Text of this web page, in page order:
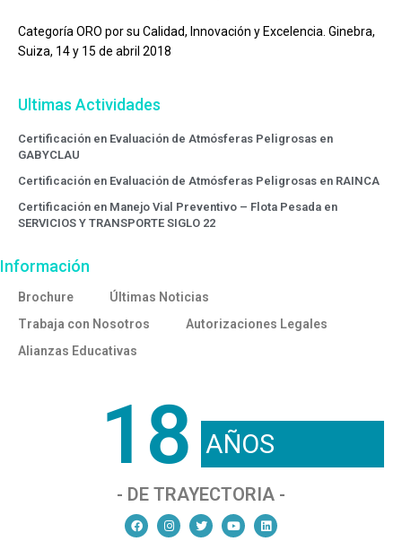
Categoría ORO por su Calidad, Innovación y Excelencia. Ginebra,
Suiza, 14 y 15 de abril 2018
Ultimas Actividades
Certificación en Evaluación de Atmósferas Peligrosas en
GABYCLAU
Certificación en Evaluación de Atmósferas Peligrosas en RAINCA
Certificación en Manejo Vial Preventivo – Flota Pesada en
SERVICIOS Y TRANSPORTE SIGLO 22
Información
Brochure
Últimas Noticias
Trabaja con Nosotros
Autorizaciones Legales
Alianzas Educativas
18 AÑOS
- DE TRAYECTORIA -